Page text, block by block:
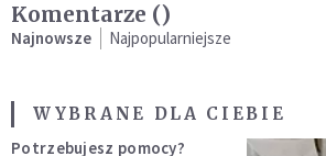
Komentarze ()
Najnowsze Najpopularniejsze
WYBRANE DLA CIEBIE
Potrzebujesz pomocy?